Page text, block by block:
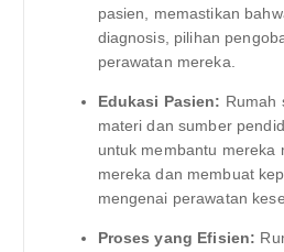
pasien, memastikan
diagnosis, pilihan
perawatan mereka.
Edukasi Pasien: Rumah
materi dan sumber
untuk membantu mereka
mereka dan membuat
mengenai perawatan
Proses yang Efisien: